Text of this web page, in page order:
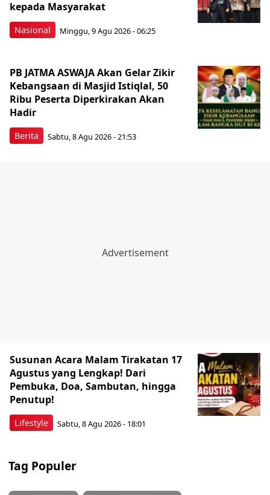
Nasional
kepada Masyarakat
Minggu, 9 Agu 2026 - 06:25
Berita
PB JATMA ASWAJA Akan Gelar Zikir
Kebangsaan di Masjid Istiqlal, 50
Ribu Peserta Diperkirakan Akan
Hadir
Sabtu, 8 Agu 2026 - 21:53
Lifestyle
Susunan Acara Malam Tirakatan 17
Agustus yang Lengkap! Dari
Pembuka, Doa, Sambutan, hingga
Penutup!
Sabtu, 8 Agu 2026 - 18:01
Tag Populer